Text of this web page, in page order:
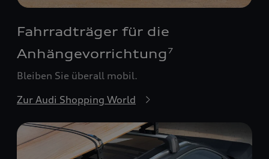
Fahrradträger für die
Anhängevorrichtung 7
Bleiben Sie überall mobil.
Zur Audi Shopping World